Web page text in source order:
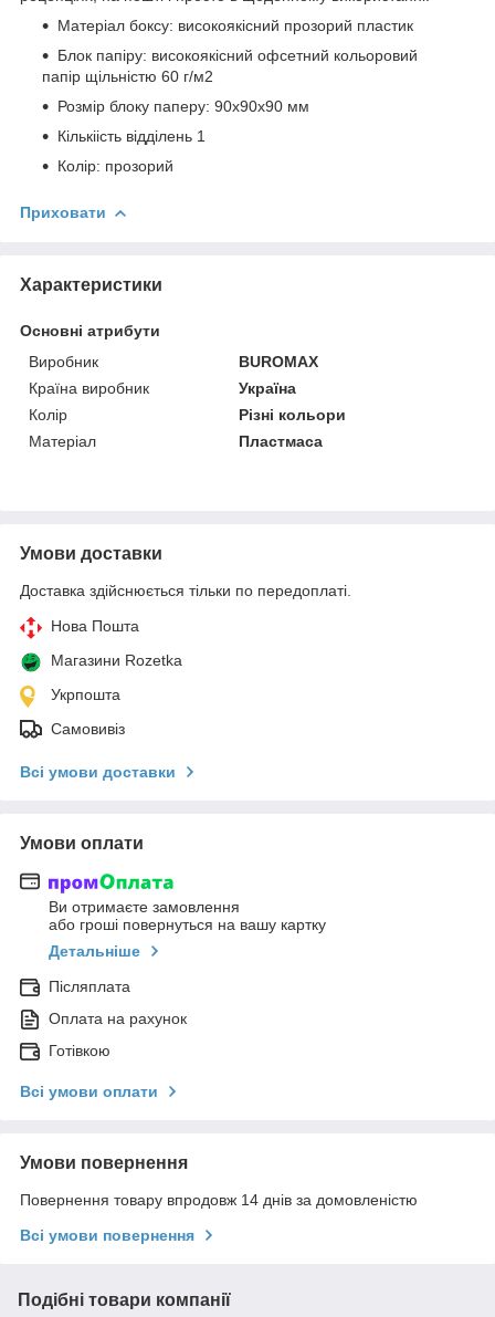
Матеріал боксу: високоякісний прозорий пластик
Блок папіру: високоякісний офсетний кольоровий
папір щільністю 60 г/м2
Розмір блоку паперу: 90х90х90 мм
Кількіість відділень 1
Колір: прозорий
Приховати
Характеристики
Основні атрибути
Виробник
BUROMAX
Країна виробник
Україна
Колір
Різні кольори
Матеріал
Пластмаса
Умови доставки
Доставка здійснюється тільки по передоплаті.
Нова Пошта
Магазини Rozetka
Укрпошта
Самовивіз
Всі умови доставки
Умови оплати
Ви отримаєте замовлення
або гроші повернуться на вашу картку
Детальніше
Післяплата
Оплата на рахунок
Готівкою
Всі умови оплати
Умови повернення
Повернення товару впродовж 14 днів за домовленістю
Всі умови повернення
Подібні товари компанії